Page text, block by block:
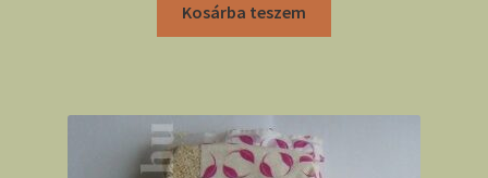
Kosárba teszem